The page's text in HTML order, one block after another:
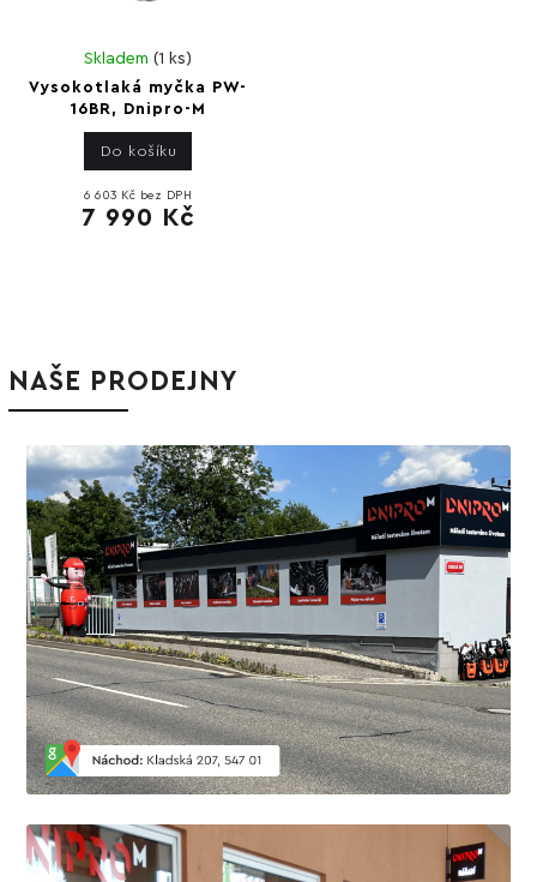
Vysokotlaká myčka PW-
16BR, Dnipro-M
Skladem(1 ks)
6 603 Kč bez DPH
7 990 Kč
Do košíku
NAŠE PRODEJNY